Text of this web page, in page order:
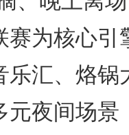
赛为核心引
乐汇、烙锅
元夜间场景